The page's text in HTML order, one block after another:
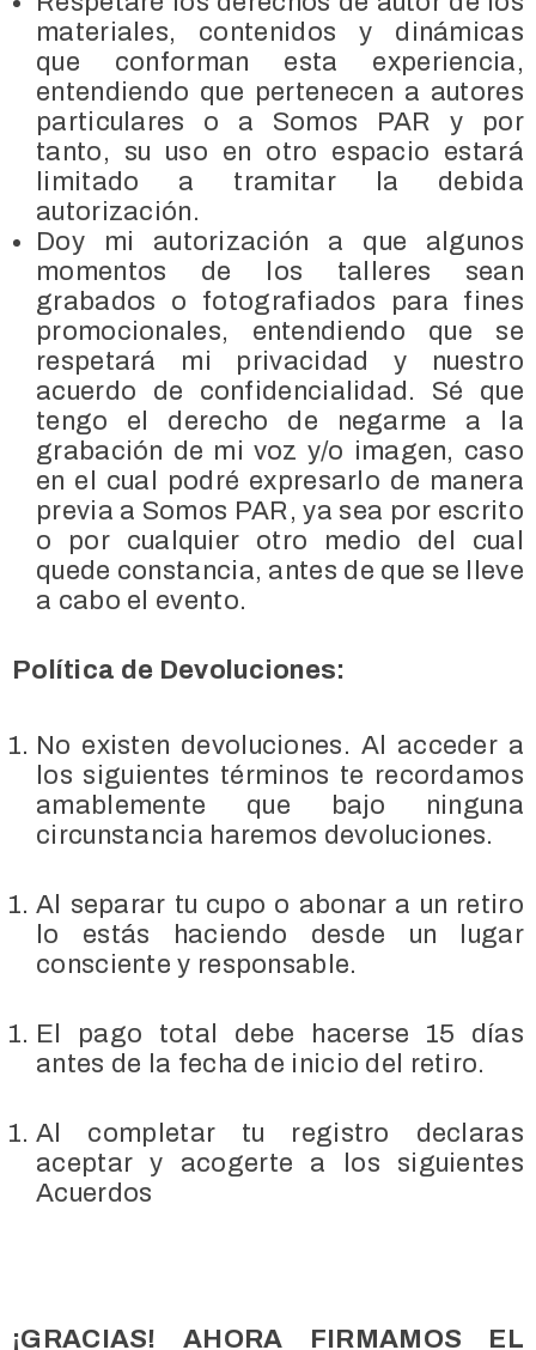
materiales, contenidos y dinámicas
que conforman esta experiencia,
entendiendo que pertenecen a autores
particulares o a Somos PAR y por
tanto, su uso en otro espacio estará
limitado a tramitar la debida
autorización.
Doy mi autorización a que algunos
momentos de los talleres sean
grabados o fotografiados para fines
promocionales, entendiendo que se
respetará mi privacidad y nuestro
acuerdo de confidencialidad. Sé que
tengo el derecho de negarme a la
grabación de mi voz y/o imagen, caso
en el cual podré expresarlo de manera
previa a Somos PAR, ya sea por escrito
o por cualquier otro medio del cual
quede constancia, antes de que se lleve
a cabo el evento.
Política de Devoluciones:
No existen devoluciones. Al acceder a
los siguientes términos te recordamos
amablemente que bajo ninguna
circunstancia haremos devoluciones.
Al separar tu cupo o abonar a un retiro
lo estás haciendo desde un lugar
consciente y responsable.
El pago total debe hacerse 15 días
antes de la fecha de inicio del retiro.
Al completar tu registro declaras
aceptar y acogerte a los siguientes
Acuerdos
¡GRACIAS! AHORA FIRMAMOS EL